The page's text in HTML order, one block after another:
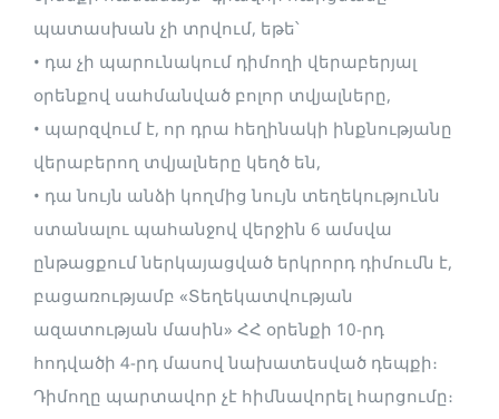
պատասխան չի տրվում, եթե՝
• դա չի պարունակում դիմողի վերաբերյալ
օրենքով սահմանված բոլոր տվյալները,
• պարզվում է, որ դրա հեղինակի ինքնությանը
վերաբերող տվյալները կեղծ են,
• դա նույն անձի կողմից նույն տեղեկությունն
ստանալու պահանջով վերջին 6 ամսվա
ընթացքում ներկայացված երկրորդ դիմումն է,
բացառությամբ «Տեղեկատվության
ազատության մասին» ՀՀ օրենքի 10-րդ
հոդվածի 4-րդ մասով նախատեսված դեպքի։
Դիմողը պարտավոր չէ հիմնավորել հարցումը։